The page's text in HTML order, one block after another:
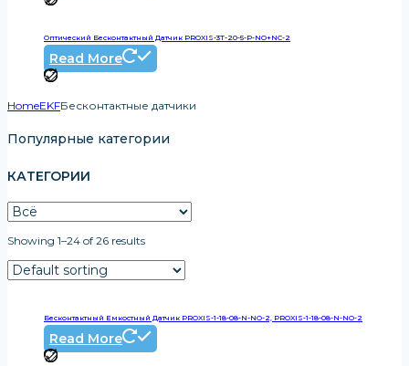
Оптический Бесконтактный Датчик PROXIS-3T-20-5-P-NO+NC-2
Read More
HomeEKFБесконтактные датчики
Популярные категории
КАТЕГОРИИ
Showing 1–24 of 26 results
Бесконтактный Емкостный Датчик PROXIS-1-18-08-N-NO-2, PROXIS-1-18-08-N-NO-2
Read More